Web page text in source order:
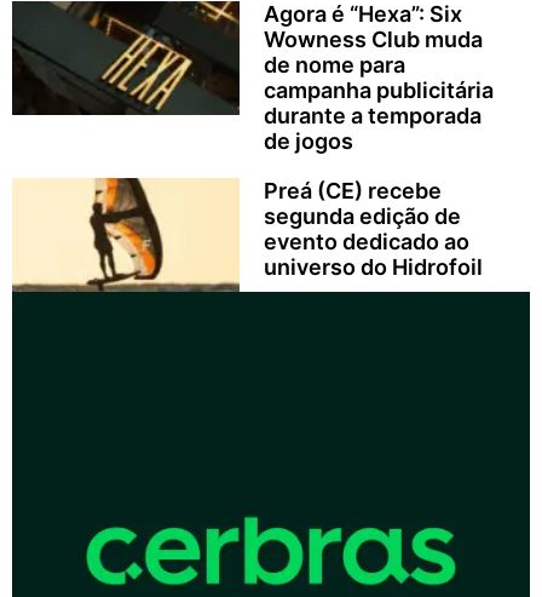
Agora é “Hexa”: Six
Wowness Club muda
de nome para
campanha publicitária
durante a temporada
de jogos
Preá (CE) recebe
segunda edição de
evento dedicado ao
universo do Hidrofoil